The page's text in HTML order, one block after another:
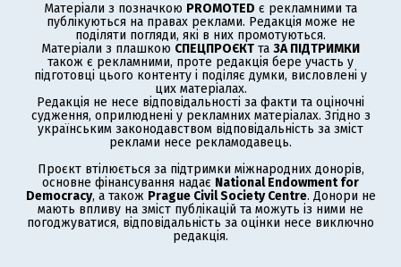
Матеріали з позначкою PROMOTED є рекламними та
публікуються на правах реклами. Редакція може не
поділяти погляди, які в них промотуються.
Матеріали з плашкою СПЕЦПРОЄКТ та ЗА ПІДТРИМКИ
також є рекламними, проте редакція бере участь у
підготовці цього контенту і поділяє думки, висловлені у
цих матеріалах.
Редакція не несе відповідальності за факти та оціночні
судження, оприлюднені у рекламних матеріалах. Згідно з
українським законодавством відповідальність за зміст
реклами несе рекламодавець.
Проєкт втілюється за підтримки міжнародних донорів,
основне фінансування надає National Endowment for
Democracy, а також Prague Civil Society Centre. Донори не
мають впливу на зміст публікацій та можуть із ними не
погоджуватися, відповідальність за оцінки несе виключно
редакція.